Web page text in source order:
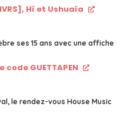
Hï et Ushuaïa
ses 15 ans avec une affiche
code GUETTAPEN
le rendez-vous House Music